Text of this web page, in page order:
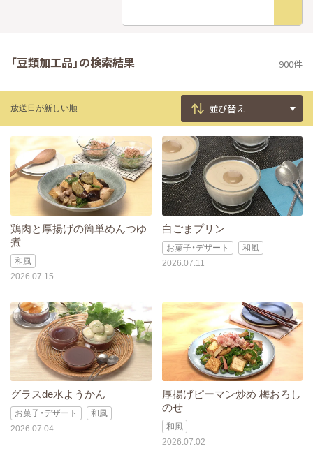
「豆類加工品」の検索結果 900件
放送日が新しい順
鶏肉と厚揚げの簡単めんつゆ
煮
和風
2026.07.15
白ごまプリン
お菓子・デザート
和風
2026.07.11
グラスde水ようかん
お菓子・デザート
和風
2026.07.04
厚揚げピーマン炒め 梅おろし
のせ
和風
2026.07.02